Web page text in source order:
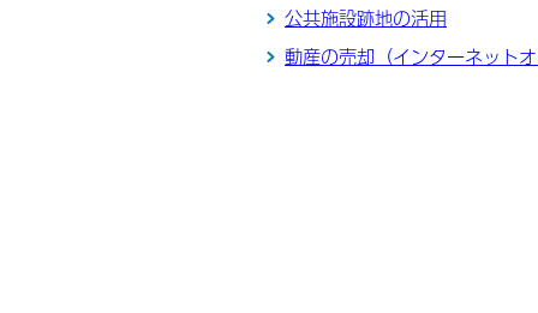
公共施設跡地の活用
動産の売却（インターネットオ